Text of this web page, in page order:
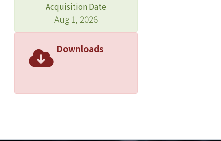
Acquisition Date
Aug 1, 2026
Downloads